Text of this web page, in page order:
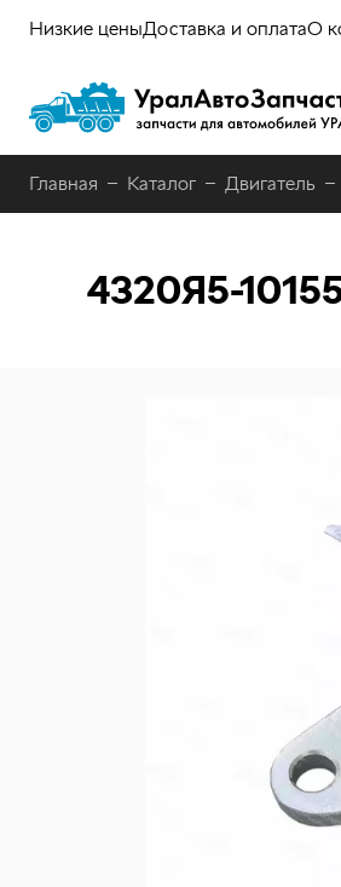
Низкие ценыДоставка и оплатаО
Главная Каталог Двигатель
4320Я5-